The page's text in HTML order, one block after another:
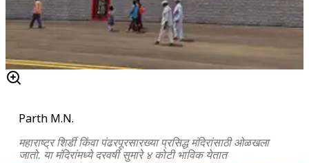
Parth M.N.
महाराष्ट्र शिर्डी किंवा पंढरपूरसारख्या प्रसिद्ध मंदिरांसाठी ओळखला
जातो. या मंदिरांमध्ये दरवर्षी सुमारे ४ कोटी भाविक येतात